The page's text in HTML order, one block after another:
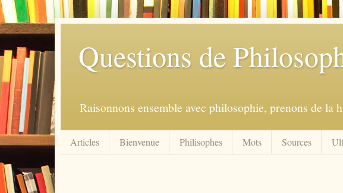
Questions de
Raisonnons ensemble avec philosophie, prenons de
Articles Bienvenue Philisophes Mots Sources